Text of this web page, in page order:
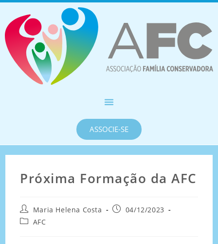
ASSOCIE-SE
Próxima Formação da AFC
Maria Helena Costa
04/12/2023
AFC